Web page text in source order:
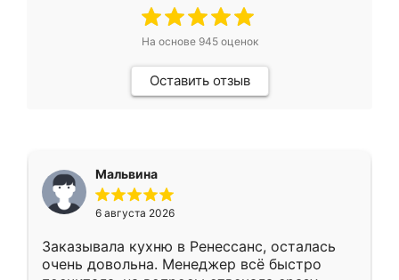
На основе 945оценок
Оставить отзыв
Мальвина
6 августа 2026
Заказывала кухню в Ренессанс, осталась
очень довольна. Менеджер всё быстро